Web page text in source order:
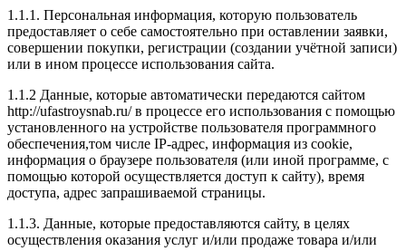
1.1.1. Персональная информация, которую пользователь
предоставляет о себе самостоятельно при оставлении заявки,
совершении покупки, регистрации (создании учётной записи)
или в ином процессе использования сайта.
1.1.2 Данные, которые автоматически передаются сайтом
http://ufastroysnab.ru/ в процессе его использования с помощью
установленного на устройстве пользователя программного
обеспечения,том числе IP-адрес, информация из cookie,
информация о браузере пользователя (или иной программе, с
помощью которой осуществляется доступ к сайту), время
доступа, адрес запрашиваемой страницы.
1.1.3. Данные, которые предоставляются сайту, в целях
осуществления оказания услуг и/или продаже товара и/или